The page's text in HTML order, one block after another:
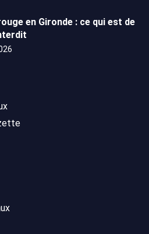
en Gironde : ce qui est de